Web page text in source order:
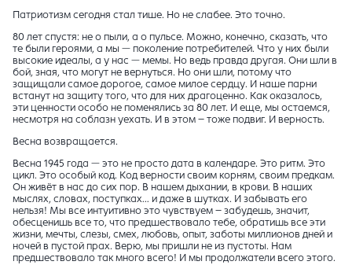
Патриотизм сегодня стал тише. Но не слабее. Это точно.
80 лет спустя: не о пыли, а о пульсе. Можно, конечно, сказать, что
те были героями, а мы — поколение потребителей. Что у них были
высокие идеалы, а у нас — мемы. Но ведь правда другая. Они шли в
бой, зная, что могут не вернуться. Но они шли, потому что
защищали самое дорогое, самое милое сердцу. И наше парни
встанут на защиту того, что для них драгоценно. Как оказалось,
эти ценности особо не поменялись за 80 лет. И еще, мы остаемся,
несмотря на соблазн уехать. И в этом – тоже подвиг. И верность.
Весна возвращается.
Весна 1945 года — это не просто дата в календаре. Это ритм. Это
цикл. Это особый код. Код верности своим корням, своим предкам.
Он живёт в нас до сих пор. В нашем дыхании, в крови. В наших
мыслях, словах, поступках… и даже в шутках. И забывать его
нельзя! Мы все интуитивно это чувствуем – забудешь, значит,
обесценишь все то, что предшествовало тебе, обратишь все эти
жизни, мечты, слезы, смех, любовь, опыт, заботы миллионов дней и
ночей в пустой прах. Верю, мы пришли не из пустоты. Нам
предшествовало так много всего! И мы продолжатели всего этого.